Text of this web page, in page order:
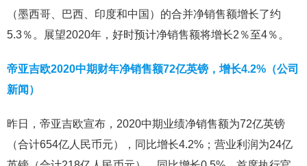
（墨西哥、巴西、印度和中国）的合并净销售额增长了约
5.3％。展望2020年，好时预计净销售额将增长2％至4％。
帝亚吉欧2020中期财年净销售额72亿英镑，增长4.2%（公司
新闻）
昨日，帝亚吉欧宣布，2020中期业绩净销售额为72亿英镑
（合计654亿人民币元），同比增长4.2%；营业利润为24亿